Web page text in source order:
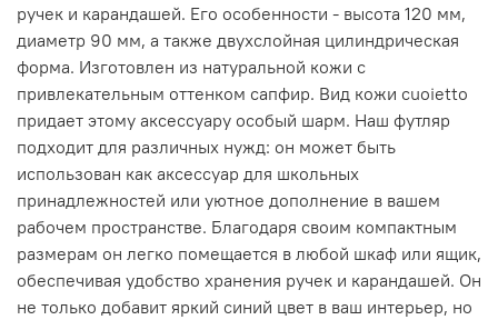
ручек и карандашей. Его особенности - высота 120 мм,
диаметр 90 мм, а также двухслойная цилиндрическая
форма. Изготовлен из натуральной кожи с
привлекательным оттенком сапфир. Вид кожи cuoietto
придает этому аксессуару особый шарм. Наш футляр
подходит для различных нужд: он может быть
использован как аксессуар для школьных
принадлежностей или уютное дополнение в вашем
рабочем пространстве. Благодаря своим компактным
размерам он легко помещается в любой шкаф или ящик,
обеспечивая удобство хранения ручек и карандашей. Он
не только добавит яркий синий цвет в ваш интерьер, но